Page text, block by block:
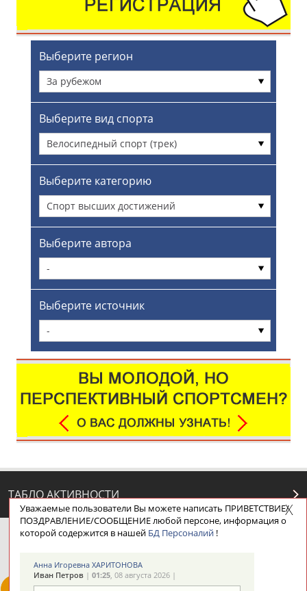
Выберите регион
За рубежом
Выберите вид спорта
Велосипедный спорт (трек)
Выберите категорию
Спорт высших достижений
Выберите автора
-
Выберите источник
-
ТАБЛО АКТИВНОСТИ
ЦЕЛИ ПРОЕКТА НАШИ КНОПКИ
Уважаемые пользователи Вы можете написать ПРИВЕТСТВИЕ/
ПОЗДРАВЛЕНИЕ/СООБЩЕНИЕ любой персоне, информация о
которой содержится в нашей БД Персоналий!
Анна Игоревна ХАРИТОНОВА
Иван Петров| 01:25, 08 августа 2026 |